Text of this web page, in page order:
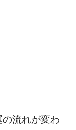
の流れが変わ